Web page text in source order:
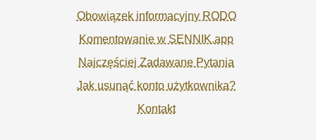
Obowiązek informacyjny RODO
Komentowanie w SENNIK.app
Najczęściej Zadawane Pytania
Jak usunąć konto użytkownika?
Kontakt